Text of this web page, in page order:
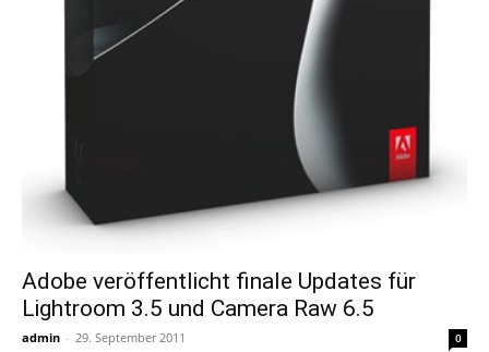
Adobe veröffentlicht finale Updates für
Lightroom 3.5 und Camera Raw 6.5
admin - 29. September 2011 0